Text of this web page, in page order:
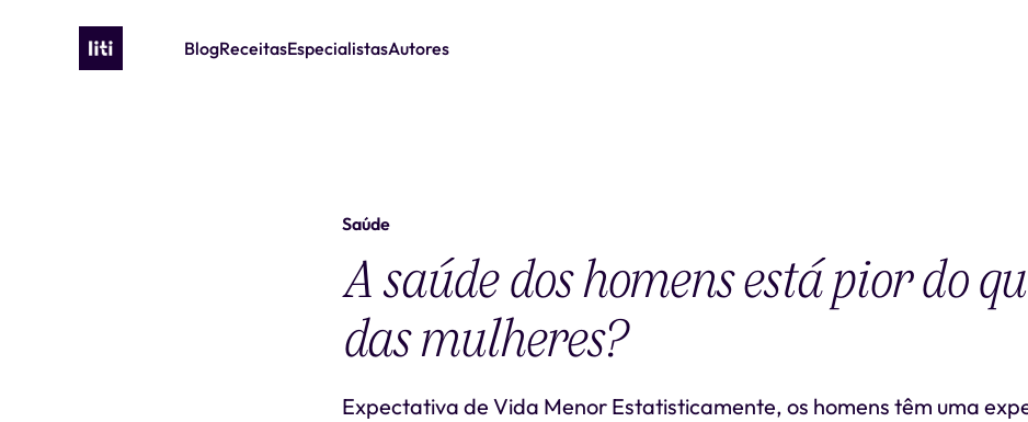
BlogReceitasEspecialistasAutores
Saúde
A saúde dos homens está pior do
das mulheres?
Expectativa de Vida Menor Estatisticamente, os homens têm uma